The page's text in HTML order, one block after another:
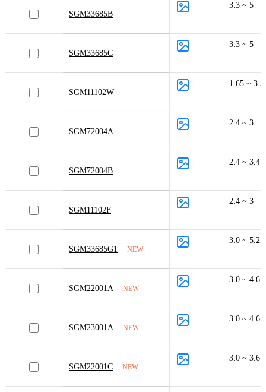
SGM33685B
3.3 ~ 5
SGM33685C
3.3 ~ 5
SGM11102W
1.65 ~ 3.3
SGM72004A
2.4 ~ 3
SGM72004B
2.4 ~ 3.4
SGM11102F
2.4 ~ 3
SGM33685G1 NEW
3.0 ~ 5.25
SGM22001A NEW
3.0 ~ 4.6
SGM23001A NEW
3.0 ~ 4.6
SGM22001C NEW
3.0 ~ 3.6